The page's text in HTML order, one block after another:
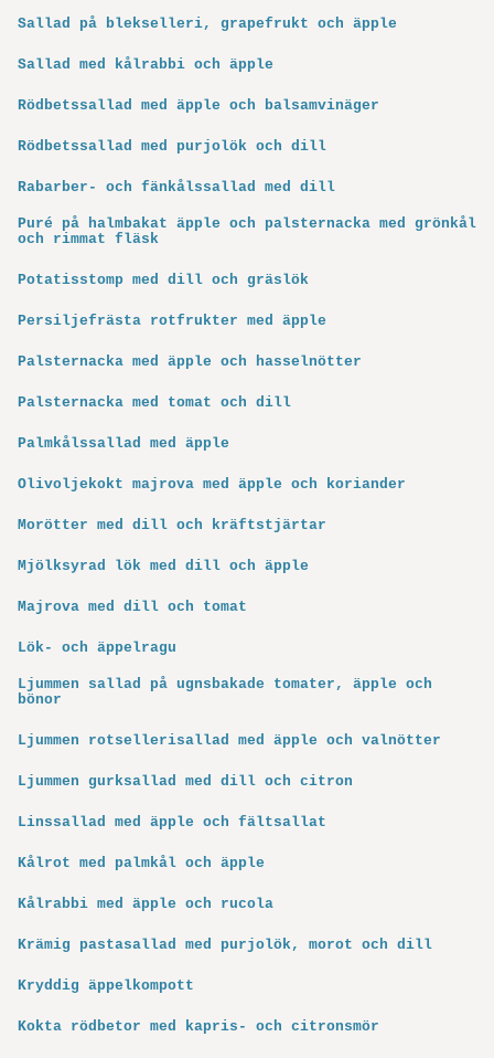
Sallad på blekselleri, grapefrukt och äpple
Sallad med kålrabbi och äpple
Rödbetssallad med äpple och balsamvinäger
Rödbetssallad med purjolök och dill
Rabarber- och fänkålssallad med dill
Puré på halmbakat äpple och palsternacka med grönkål
och rimmat fläsk
Potatisstomp med dill och gräslök
Persiljefrästa rotfrukter med äpple
Palsternacka med äpple och hasselnötter
Palsternacka med tomat och dill
Palmkålssallad med äpple
Olivoljekokt majrova med äpple och koriander
Morötter med dill och kräftstjärtar
Mjölksyrad lök med dill och äpple
Majrova med dill och tomat
Lök- och äppelragu
Ljummen sallad på ugnsbakade tomater, äpple och
bönor
Ljummen rotsellerisallad med äpple och valnötter
Ljummen gurksallad med dill och citron
Linssallad med äpple och fältsallat
Kålrot med palmkål och äpple
Kålrabbi med äpple och rucola
Krämig pastasallad med purjolök, morot och dill
Kryddig äppelkompott
Kokta rödbetor med kapris- och citronsmör